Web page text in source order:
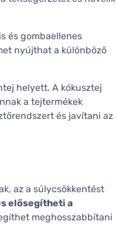
és gombaellenes
nyújthat a különböző
helyett. A kókusztej
a tejtermékek
és javítani az
az a súlycsökkentést
elősegítheti a
meghosszabbítani